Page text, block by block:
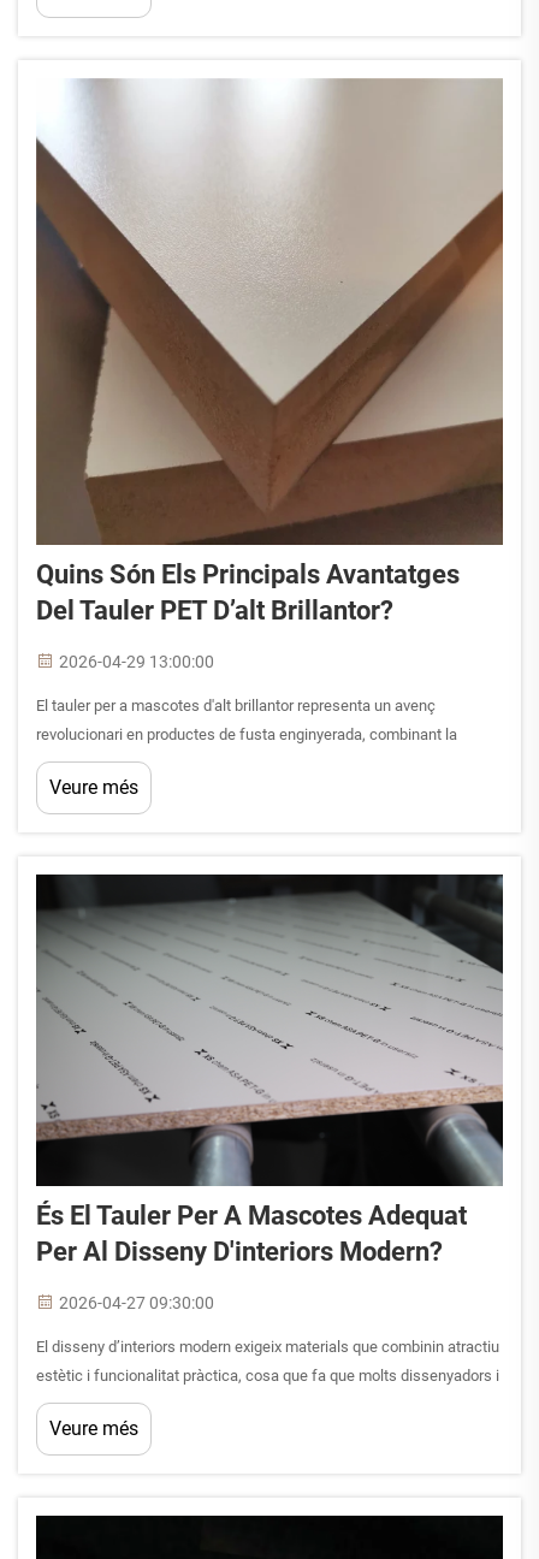
Quins Són Els Principals Avantatges
Del Tauler PET D’alt Brillantor?
2026-04-29 13:00:00
El tauler per a mascotes d'alt brillantor representa un avenç
revolucionari en productes de fusta enginyerada, combinant la
integritat estructural del tauler de partícules amb un acabat
superficial sofisticat de polietilè tereftalat. Aquest material innovador
Veure més
És El Tauler Per A Mascotes Adequat
Per Al Disseny D'interiors Modern?
2026-04-27 09:30:00
El disseny d’interiors modern exigeix materials que combinin atractiu
estètic i funcionalitat pràctica, cosa que fa que molts dissenyadors i
propietaris es preguntin si el tauler per a animals domèstics
compleix aquests requisits contemporanis. A mesura que les
Veure més